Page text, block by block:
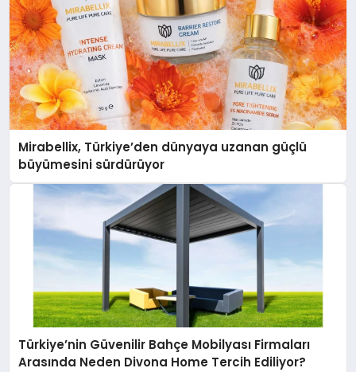
Mirabellix, Türkiye’den dünyaya uzanan güçlü
büyümesini sürdürüyor
Türkiye’nin Güvenilir Bahçe Mobilyası Firmaları
Arasında Neden Divona Home Tercih Ediliyor?